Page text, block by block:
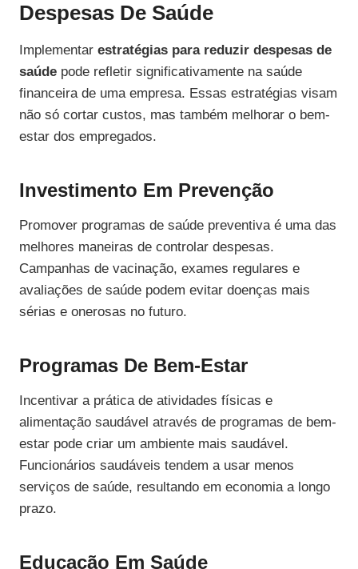
Despesas De Saúde
Implementar estratégias para reduzir despesas de
saúde pode refletir significativamente na saúde
financeira de uma empresa. Essas estratégias visam
não só cortar custos, mas também melhorar o bem-
estar dos empregados.
Investimento Em Prevenção
Promover programas de saúde preventiva é uma das
melhores maneiras de controlar despesas.
Campanhas de vacinação, exames regulares e
avaliações de saúde podem evitar doenças mais
sérias e onerosas no futuro.
Programas De Bem-Estar
Incentivar a prática de atividades físicas e
alimentação saudável através de programas de bem-
estar pode criar um ambiente mais saudável.
Funcionários saudáveis tendem a usar menos
serviços de saúde, resultando em economia a longo
prazo.
Educação Em Saúde